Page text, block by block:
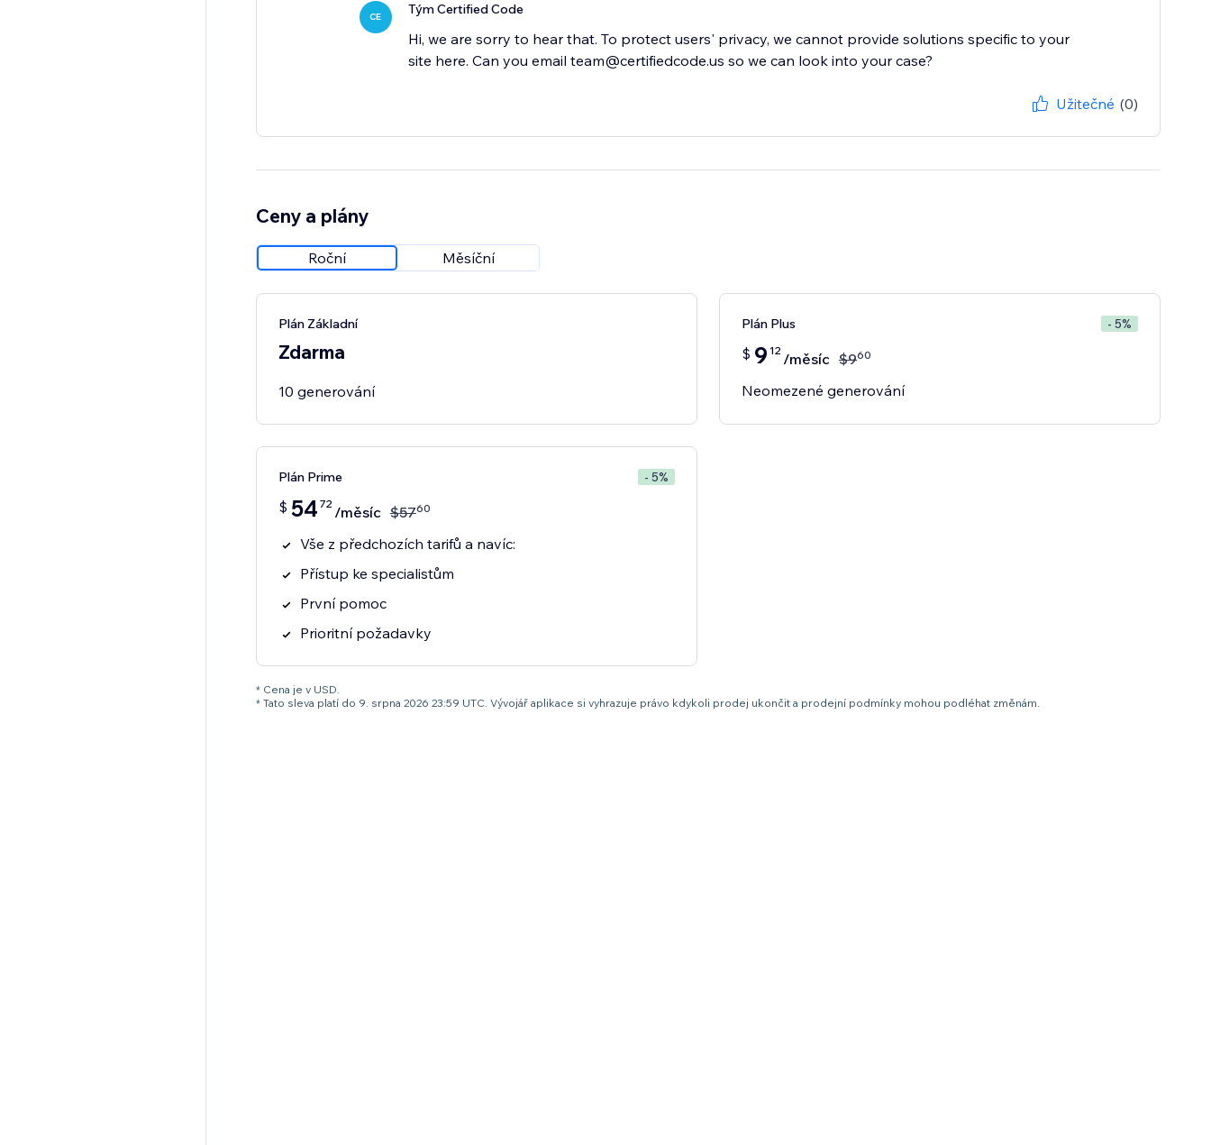
CE Tým Certified Code
Hi, we are sorry to hear that. To protect users' privacy, we cannot provide solutions specific to your
site here. Can you email team@certifiedcode.us so we can look into your case?
Užitečné (0)
Ceny a plány
Roční Měsíční
Plán Základní
Zdarma
10 generování
Plán Plus - 5%
$ 9 12 /měsíc $960
Neomezené generování
Plán Prime - 5%
$ 54 72 /měsíc $5760
Vše z předchozích tarifů a navíc:
Přístup ke specialistům
První pomoc
Prioritní požadavky
* Cena je v USD.
* Tato sleva platí do 9. srpna 2026 23:59 UTC. Vývojář aplikace si vyhrazuje právo kdykoli prodej ukončit a prodejní podmínky mohou podléhat změnám.